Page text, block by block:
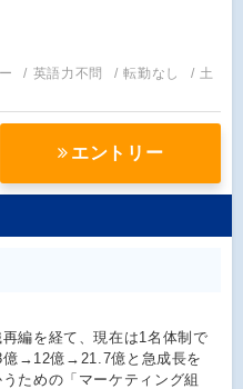
英語力不問 転勤なし
土
エントリー
編を経て、現在は1名体制で
億→12億→21.7億と急成長を
ための「マーケティング組